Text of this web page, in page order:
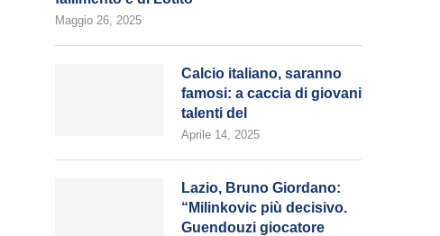
Maggio 26, 2025
Calcio italiano, saranno
famosi: a caccia di giovani
talenti del
Aprile 14, 2025
Lazio, Bruno Giordano:
“Milinkovic più decisivo.
Guendouzi giocatore